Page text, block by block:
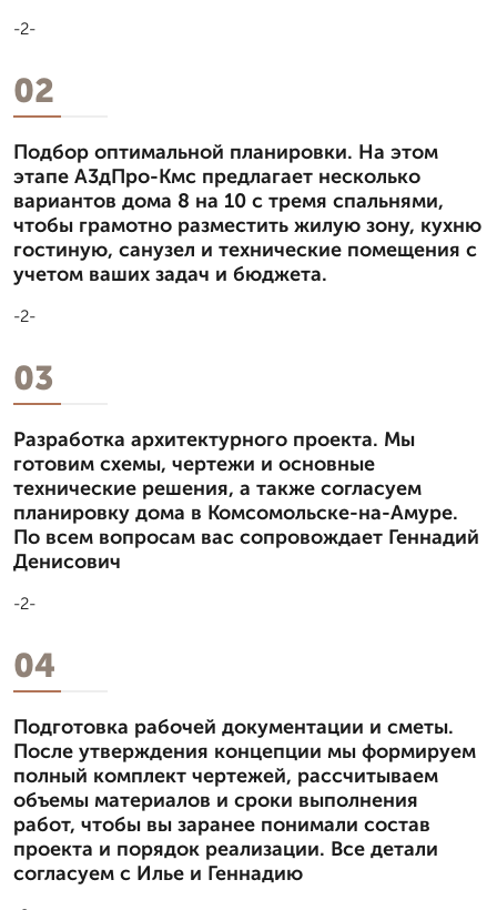
-2-
02
Подбор оптимальной планировки. На этом
этапе А3дПро-Кмс предлагает несколько
вариантов дома 8 на 10 с тремя спальнями,
чтобы грамотно разместить жилую зону, кухню
гостиную, санузел и технические помещения с
учетом ваших задач и бюджета.
-2-
03
Разработка архитектурного проекта. Мы
готовим схемы, чертежи и основные
технические решения, а также согласуем
планировку дома в Комсомольске-на-Амуре.
По всем вопросам вас сопровождает Геннадий
Денисович
-2-
04
Подготовка рабочей документации и сметы.
После утверждения концепции мы формируем
полный комплект чертежей, рассчитываем
объемы материалов и сроки выполнения
работ, чтобы вы заранее понимали состав
проекта и порядок реализации. Все детали
согласуем с Илье и Геннадию